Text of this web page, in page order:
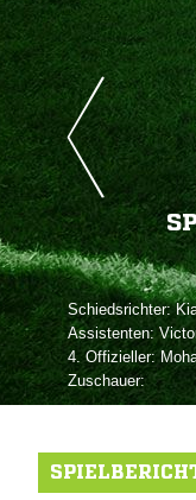
Schiedsrichter:
Assistenten:
4. Offizieller:
Zuschauer: